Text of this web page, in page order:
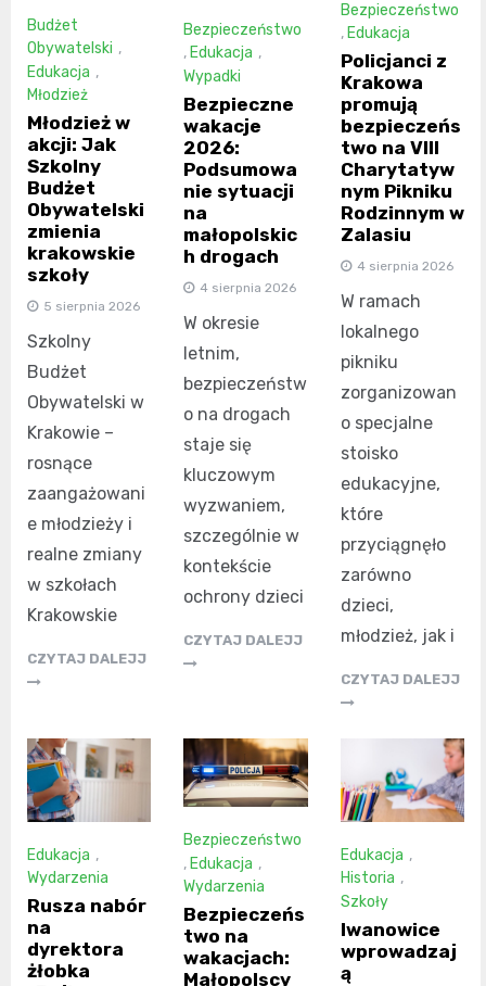
Budżet
Obywatelski ,
Edukacja ,
Młodzież
Młodzież w
akcji: Jak
Szkolny
Budżet
Obywatelski
zmienia
krakowskie
szkoły
5 sierpnia 2026
Szkolny
Budżet
Obywatelski w
Krakowie –
rosnące
zaangażowani
e młodzieży i
realne zmiany
w szkołach
Krakowskie
CZYTAJ DALEJJ
Bezpieczeństwo
, Edukacja ,
Wypadki
Bezpieczne
wakacje
2026:
Podsumowa
nie sytuacji
na
małopolskic
h drogach
4 sierpnia 2026
W okresie
letnim,
bezpieczeństw
o na drogach
staje się
kluczowym
wyzwaniem,
szczególnie w
kontekście
ochrony dzieci
CZYTAJ DALEJJ
Bezpieczeństwo
,Edukacja
Policjanci z
Krakowa
promują
bezpieczeńs
two na VIII
Charytatyw
nym Pikniku
Rodzinnym w
Zalasiu
4 sierpnia 2026
W ramach
lokalnego
pikniku
zorganizowan
o specjalne
stoisko
edukacyjne,
które
przyciągnęło
zarówno
dzieci,
młodzież, jak i
CZYTAJ DALEJJ
Edukacja ,
Wydarzenia
Rusza nabór
na
dyrektora
żłobka
Bezpieczeństwo
, Edukacja ,
Wydarzenia
Bezpieczeńs
two na
wakacjach:
Małopolscy
Edukacja ,
Historia ,
Szkoły
Iwanowice
wprowadzaj
ą